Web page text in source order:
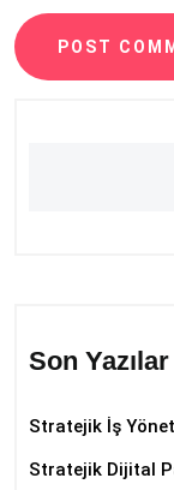
POST
Son Yazılar
Stratejik İş
Stratejik Dijital